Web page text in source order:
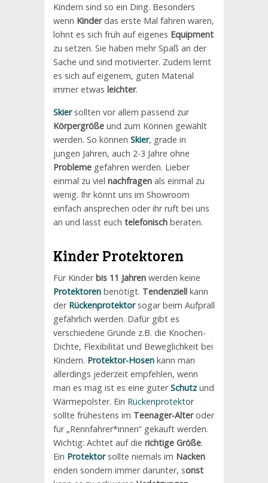
Kindern sind so ein Ding. Besonders
wenn Kinderdas erste Mal fahren waren,
lohnt es sich früh auf eigenes Equipment
zu setzen. Sie haben mehr Spaß an der
Sache und sind motivierter. Zudem lernt
es sich auf eigenem, guten Material
immer etwas leichter.
Skiersollten vor allem passend zur
Körpergröße und zum Können gewählt
werden. So können Skier, grade in
jungen Jahren, auch 2-3 Jahre ohne
Probleme gefahren werden. Lieber
einmal zu viel nachfragen als einmal zu
wenig. Ihr könnt uns im Showroom
einfach ansprechen oder ihr ruft bei uns
an und lasst euch telefonisch beraten.
Kinder Protektoren
Für Kinder bis 11 Jahren werden keine
Protektoren benötigt. Tendenziell kann
der Rückenprotektorsogar beim Aufprall
gefährlich werden. Dafür gibt es
verschiedene Gründe z.B. die Knochen-
Dichte, Flexibilität und Beweglichkeit bei
Kindern. Protektor-Hosen kann man
allerdings jederzeit empfehlen, wenn
man es mag ist es eine guterSchutzund
Wärmepolster. Ein Rückenprotektor
sollte frühestens im Teenager-Alteroder
für „Rennfahrer*innen“ gekauft werden.
Wichtig: Achtet auf die richtige Größe.
Ein Protektorsollte niemals im Nacken
enden sondern immer darunter, sonst